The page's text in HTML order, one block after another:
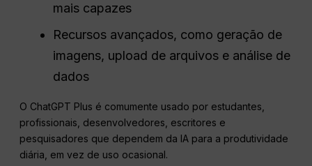
mais capazes
Recursos avançados, como geração de
imagens, upload de arquivos e análise de
dados
O ChatGPT Plus é comumente usado por estudantes,
profissionais, desenvolvedores, escritores e
pesquisadores que dependem da IA para a produtividade
diária, em vez de uso ocasional.